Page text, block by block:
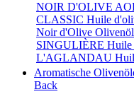
NOIR D'OLIVE
CLASSIC Huile
Noir d'Olive
SINGULIÈRE Huile
L'AGLANDAU
Aromatische
Back